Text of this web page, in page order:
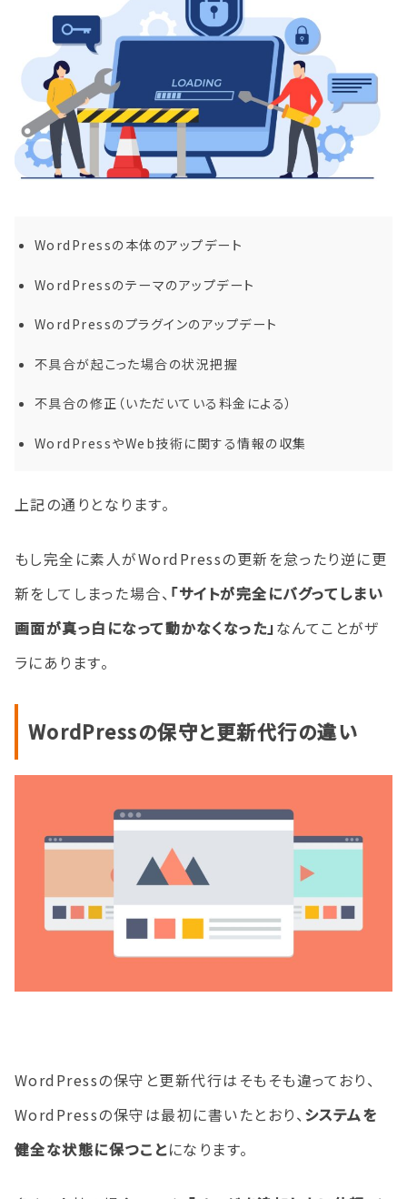
WordPressの本体のアップデート
WordPressのテーマのアップデート
WordPressのプラグインのアップデート
不具合が起こった場合の状況把握
不具合の修正（いただいている料金による）
WordPressやWeb技術に関する情報の収集
上記の通りとなります。
もし完全に素人がWordPressの更新を怠ったり逆に更
新をしてしまった場合、 「サイトが完全にバグってしまい
画面が真っ白になって動かなくなった」なんてことがザ
ラにあります。
WordPressの保守と更新代行の違い
WordPressの保守と更新代行はそもそも違っており、
WordPressの保守は最初に書いたとおり、 システムを
健全な状態に保つことになります。